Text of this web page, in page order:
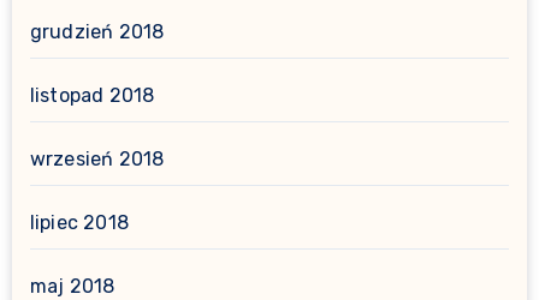
grudzień 2018
listopad 2018
wrzesień 2018
lipiec 2018
maj 2018